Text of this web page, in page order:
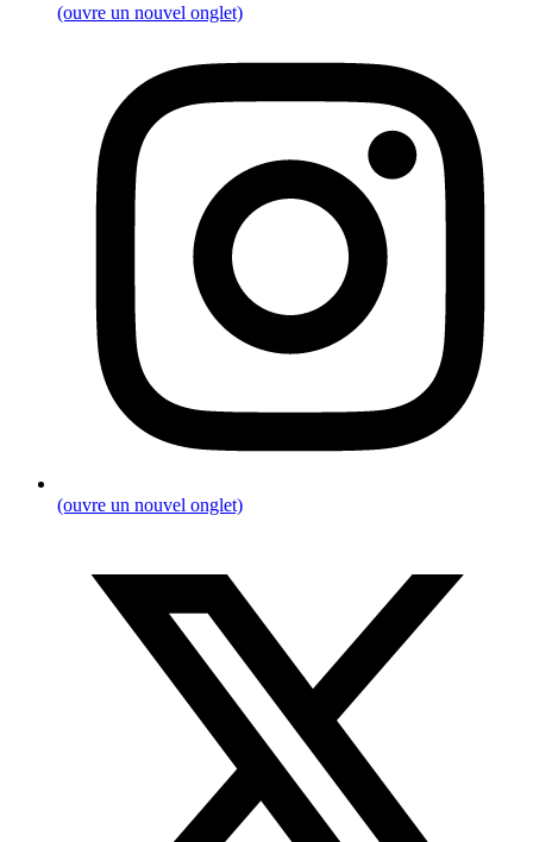
(ouvre un nouvel onglet)
(ouvre un nouvel onglet)